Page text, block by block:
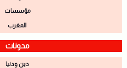
مؤسسات
المغرب
مدونات
دين ودنيا